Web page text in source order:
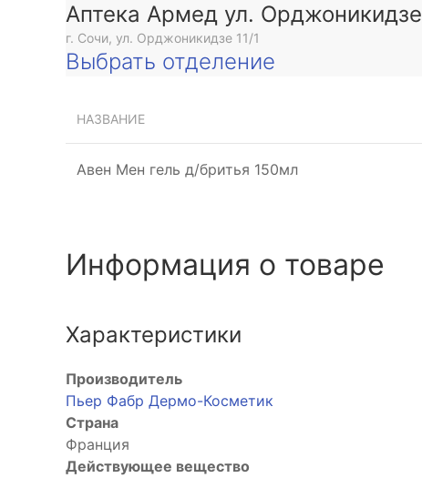
Аптека Армед ул. Орджоникидзе
г. Сочи, ул. Орджоникидзе 11/1
Выбрать отделение
НАЗВАНИЕ
Авен Мен гель д/бритья 150мл
Информация о товаре
Характеристики
Производитель
Пьер Фабр Дермо-Косметик
Страна
Франция
Действующее вещество